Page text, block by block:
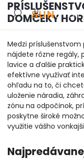
DOMČEKY
Medzi
nájdete rôzne regály,
lavice a ďalšie
efektívne využívať
ohľadu na to, či
uloženie náradia,
zónu na odpočinok,
poskytne široké
využitie vášho